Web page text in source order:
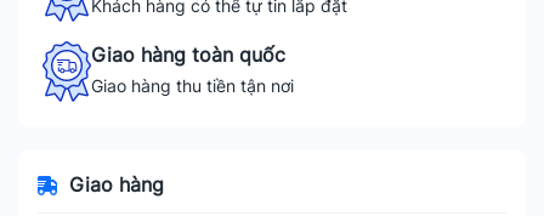
Khách hàng có thể tự tin lắp đặt
Giao hàng toàn quốc
Giao hàng thu tiền tận nơi
Giao hàng